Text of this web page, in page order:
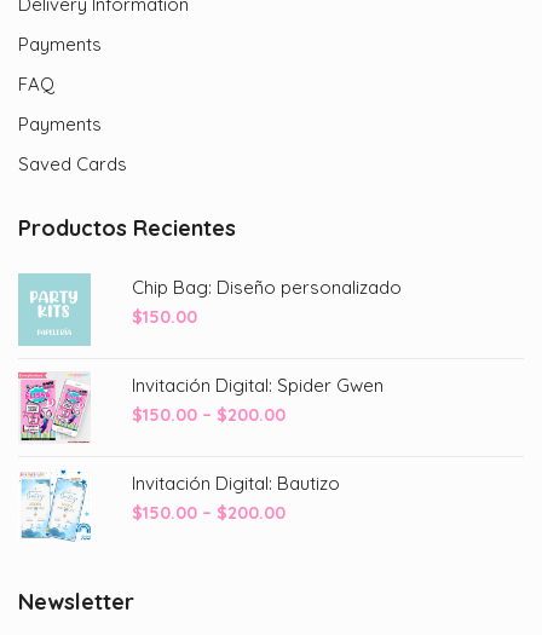
Payments
FAQ
Payments
Saved Cards
Productos Recientes
Chip Bag: Diseño personalizado
$150.00
Invitación Digital: Spider Gwen
$150.00 – $200.00Price
through
$200.00
Invitación Digital: Bautizo
$150.00 – $200.00Price
Newsletter